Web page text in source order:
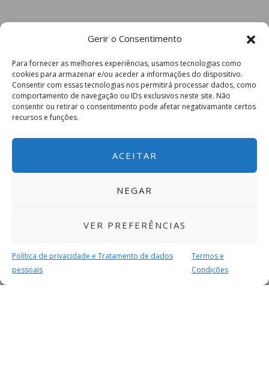
Gerir o Consentimento
Para fornecer as melhores experiências, usamos tecnologias como
cookies para armazenar e/ou aceder a informações do dispositivo.
Consentir com essas tecnologias nos permitirá processar dados, como
comportamento de navegação ou IDs exclusivos neste site. Não
consentir ou retirar o consentimento pode afetar negativamante certos
recursos e funções.
ACEITAR
NEGAR
VER PREFERÊNCIAS
Política de privacidade e Tratamento de dados
pessoais
Termos e
Condições